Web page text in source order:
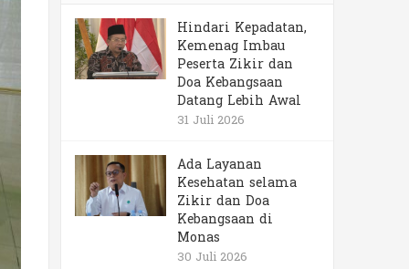
Hindari Kepadatan,
Kemenag Imbau
Peserta Zikir dan
Doa Kebangsaan
Datang Lebih Awal
31 Juli 2026
Ada Layanan
Kesehatan selama
Zikir dan Doa
Kebangsaan di
Monas
30 Juli 2026